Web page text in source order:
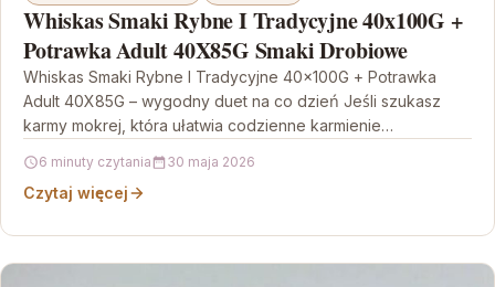
Whiskas Smaki Rybne I Tradycyjne 40x100G +
Potrawka Adult 40X85G Smaki Drobiowe
Whiskas Smaki Rybne I Tradycyjne 40x100G + Potrawka
Adult 40X85G – wygodny duet na co dzień Jeśli szukasz
karmy mokrej, która ułatwia codzienne karmienie…
6 minuty czytania 30 maja 2026
Czytaj więcej